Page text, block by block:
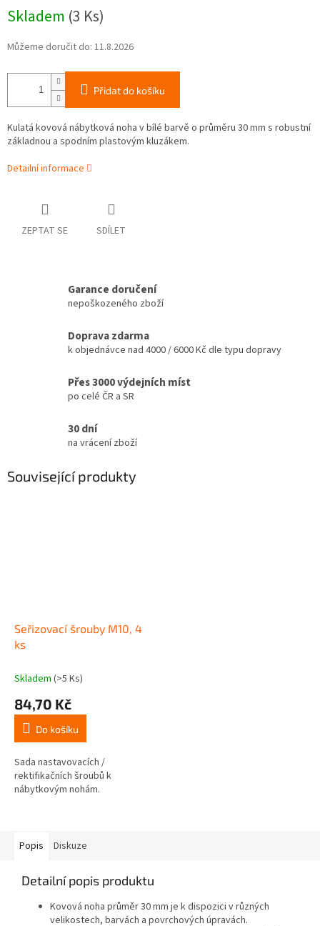
cena:
Skladem (3 Ks)
Můžeme doručit do: 11.8.2026
Přidat do košíku
Kulatá kovová nábytková noha v bílé barvě o průměru 30 mm s robustní
základnou a spodním plastovým kluzákem.
Detailní informace
ZEPTAT SE SDÍLET
Garance doručení
nepoškozeného zboží
Doprava zdarma
k objednávce nad 4000 / 6000 Kč dle typu dopravy
Přes 3000 výdejních míst
po celé ČR a SR
30 dní
na vrácení zboží
Související produkty
Seřizovací šrouby M10, 4
ks
Skladem (>5 Ks)
84,70 Kč
Do košíku
Sada nastavovacích /
rektifikačních šroubů k
nábytkovým nohám.
Popis Diskuze
Detailní popis produktu
Kovová noha průměr 30 mm je k dispozici v různých
velikostech, barvách a povrchových úpravách.